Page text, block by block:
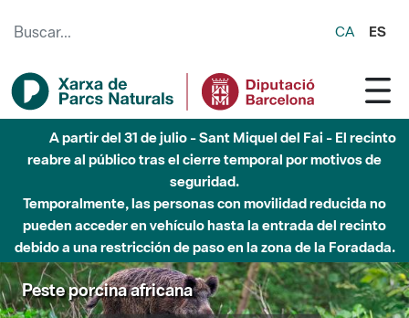
CA ES
A partir del 31 de julio - Sant Miquel del Fai - El recinto
reabre al público tras el cierre temporal por motivos de
seguridad.
Temporalmente, las personas con movilidad reducida no
pueden acceder en vehículo hasta la entrada del recinto
debido a una restricción de paso en la zona de la Foradada.
Peste porcina africana